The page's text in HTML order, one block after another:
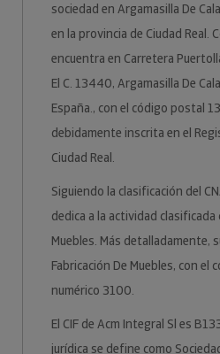
sociedad en Argamasilla De
en la provincia de Ciudad Real.
encuentra en Carretera
El C. 13440, Argamasilla De
España., con el código postal
debidamente inscrita en el
Ciudad Real.
Siguiendo la clasificación del
dedica a la actividad clasificada
Muebles. Más detalladamente,
Fabricación De Muebles, con
numérico 3100.
El CIF de Acm Integral Sl es
jurídica se define como